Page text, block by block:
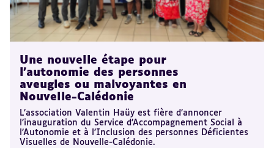
Une nouvelle étape pour
l’autonomie des personnes
aveugles ou malvoyantes en
Nouvelle-Calédonie
L’association Valentin Haüy est fière d’annoncer
l’inauguration du Service d’Accompagnement Social à
l’Autonomie et à l’Inclusion des personnes Déficientes
Visuelles de Nouvelle-Calédonie.